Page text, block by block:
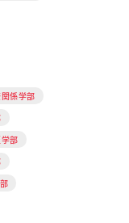
係学部
部